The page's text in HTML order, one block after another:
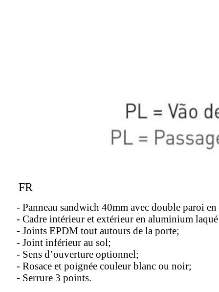
FR
- Panneau sandwich 40mm avec double paroi
- Cadre intérieur et extérieur en aluminium
- Joints EPDM tout autours de la porte;
- Joint inférieur au sol;
- Sens d’ouverture optionnel;
- Rosace et poignée couleur blanc ou noir;
- Serrure 3 points.